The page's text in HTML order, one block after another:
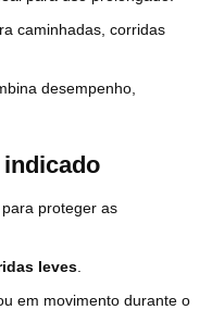
caminhadas, corridas
desempenho,
indicado
para proteger as
leves
em movimento durante o